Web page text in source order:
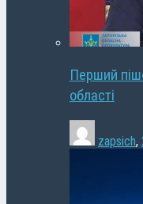
Перший
області
zapsich,